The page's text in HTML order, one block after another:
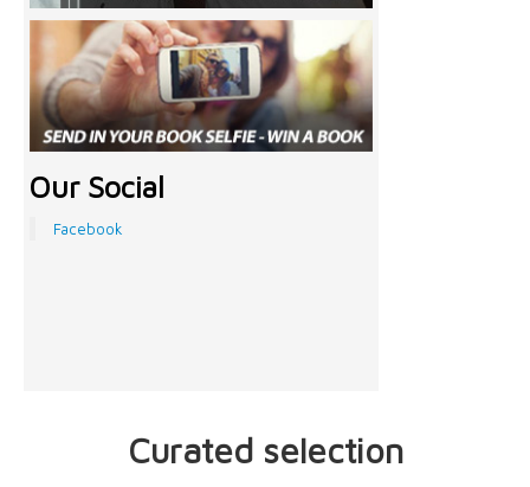
Our Social
Facebook
Curated selection